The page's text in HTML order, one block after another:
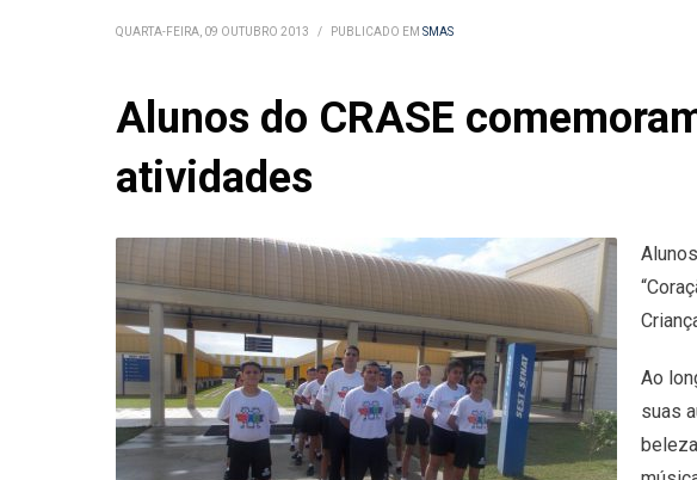
QUARTA-FEIRA, 09 OUTUBRO 2013 / PUBLICADO EM SMAS
Alunos do CRASE
atividades
Ao
suas